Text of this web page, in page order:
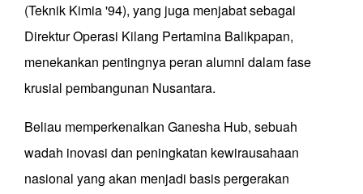
(Teknik Kimia '94), yang juga menjabat sebagai
Direktur Operasi Kilang Pertamina Balikpapan,
menekankan pentingnya peran alumni dalam fase
krusial pembangunan Nusantara.
Beliau memperkenalkan Ganesha Hub, sebuah
wadah inovasi dan peningkatan kewirausahaan
nasional yang akan menjadi basis pergerakan